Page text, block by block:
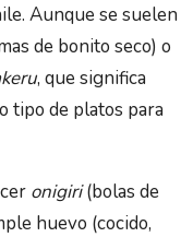
Aunque se suelen
de bonito seco) o
, que significa
tipo de platos para
onigiri(bolas de
huevo (cocido,